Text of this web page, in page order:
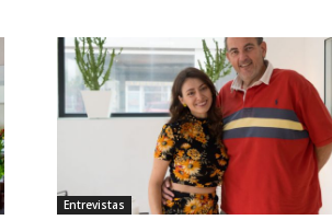
Entrevistas